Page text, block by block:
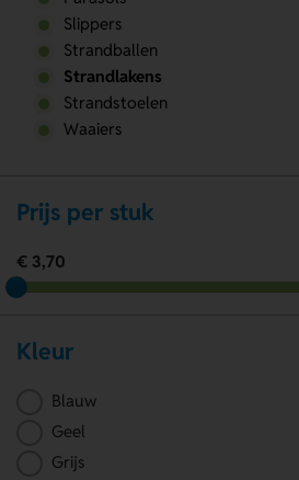
Slippers
Strandballen
Strandlakens
Strandstoelen
Waaiers
Prijs per stuk
€ 3,70
Kleur
Blauw
Geel
Grijs